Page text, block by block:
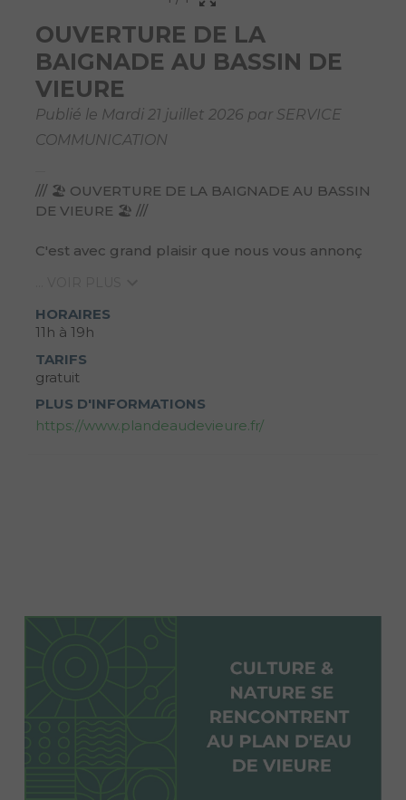
OUVERTURE DE LA
BAIGNADE AU BASSIN DE
VIEURE
Publié le Mardi 21 juillet 2026 par SERVICE
COMMUNICATION
/// 🏖️ OUVERTURE DE LA BAIGNADE AU BASSIN
DE VIEURE 🏖️ ///
C'est avec grand plaisir que nous vous annonç
HORAIRES
11h à 19h
TARIFS
gratuit
PLUS D'INFORMATIONS
https://www.plandeaudevieure.fr/